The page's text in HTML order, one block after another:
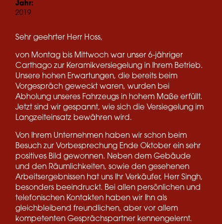
Jahr:
2019
Sehr geehrter Herr Hoss,
von Montag bis Mittwoch war unser 6-jähriger
Carthago zur Keramikversiegelung in Ihrem Betrieb.
Unsere hohen Erwartungen, die bereits beim
Vorgespräch geweckt waren, wurden bei
Abholung unseres Fahrzeugs in hohem Maße erfüllt.
Jetzt sind wir gespannt, wie sich die Versiegelung im
Langzeiteinsatz bewähren wird.
Von Ihrem Unternehmen haben wir schon beim
Besuch zur Vorbesprechung Ende Oktober ein sehr
positives Bild gewonnen. Neben dem Gebäude
und den Räumlichkeiten, sowie den gesehenen
Arbeitsergebnissen hat uns Ihr Verkäufer, Herr Singh,
besonders beeindruckt. Bei allen persönlichen und
telefonischen Kontakten haben wir Ihn als
gleichbleibend freundlichen, aber vor allem
kompetenten Gesprächspartner kennengelernt.